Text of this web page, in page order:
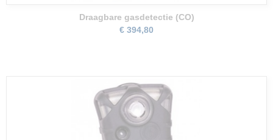
Draagbare gasdetectie (CO)
€ 394,80